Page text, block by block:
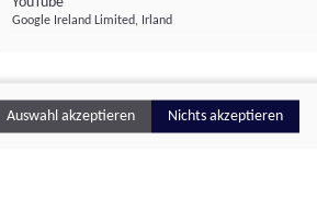
Google Ireland Limited, Irland
Auswahl akzeptieren Nichts akzeptieren